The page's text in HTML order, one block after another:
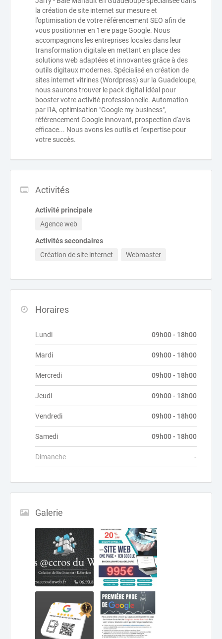
la création de site internet sur mesure et
l’optimisation de votre référencement SEO afin de
vous positionner en 1ere page Google. Nous
accompagnons les entreprises locales dans leur
transformation digitale en mettant en place des
solutions web adaptées et innovantes grâce à des
outils digitaux modernes. Spécialisé en création de
sites internet vitrines (Wordpress) sur la Guadeloupe,
nous saurons trouver le pack digital idéal pour
booster votre activité professionnelle. Automation
par l'IA, optimisation "Google my business",
référencement Google innovant, prospection d'avis
efficace... Nous avons les outils et l'expertise pour
votre succès.
Activités
Activité principale
Agence web
Activités secondaires
Création de site internet
Webmaster
Horaires
Lundi 09h00 - 18h00
Mardi 09h00 - 18h00
Mercredi 09h00 - 18h00
Jeudi 09h00 - 18h00
Vendredi 09h00 - 18h00
Samedi 09h00 - 18h00
Dimanche -
Galerie